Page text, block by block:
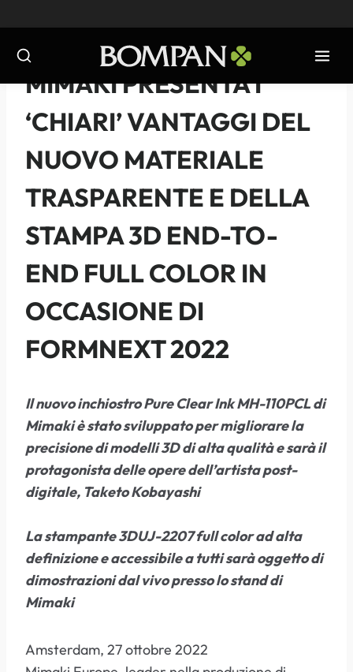
al
contenuto
NOTIZIE 2022
MIMAKI PRESENTA I
‘CHIARI’ VANTAGGI DEL
NUOVO MATERIALE
TRASPARENTE E DELLA
STAMPA 3D END-TO-
END FULL COLOR IN
OCCASIONE DI
FORMNEXT 2022
Il nuovo inchiostro Pure Clear Ink MH-110PCL di
Mimaki è stato sviluppato per migliorare la
precisione di modelli 3D di alta qualità e sarà il
protagonista delle opere dell’artista post-
digitale, Taketo Kobayashi
La stampante 3DUJ-2207 full color ad alta
definizione e accessibile a tutti sarà oggetto di
dimostrazioni dal vivo presso lo stand di
Mimaki
Amsterdam, 27 ottobre 2022